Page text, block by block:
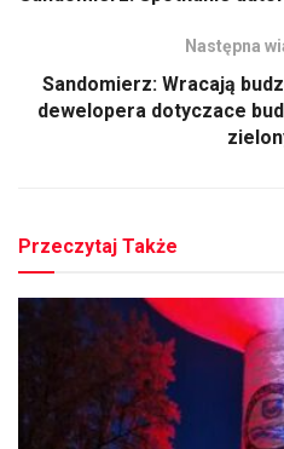
Następna
Sandomierz: Wracają
dewelopera dotyczace
Przeczytaj Także